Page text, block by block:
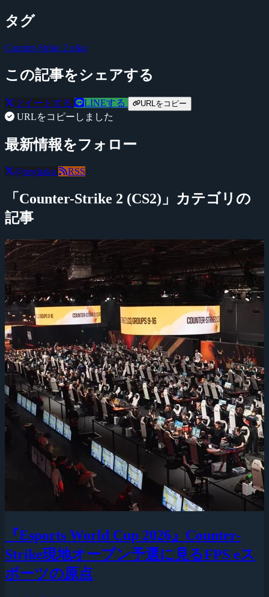
タグ
Counter-Strike 2 niko
この記事をシェアする
ツイートする LINEする URLをコピー
URLをコピーしました
最新情報をフォロー
@negitaku RSS
「Counter-Strike 2 (CS2)」カテゴリの
記事
『Esports World Cup 2026』Counter-
Strike現地オープン予選に見るFPS eス
ポーツの原点